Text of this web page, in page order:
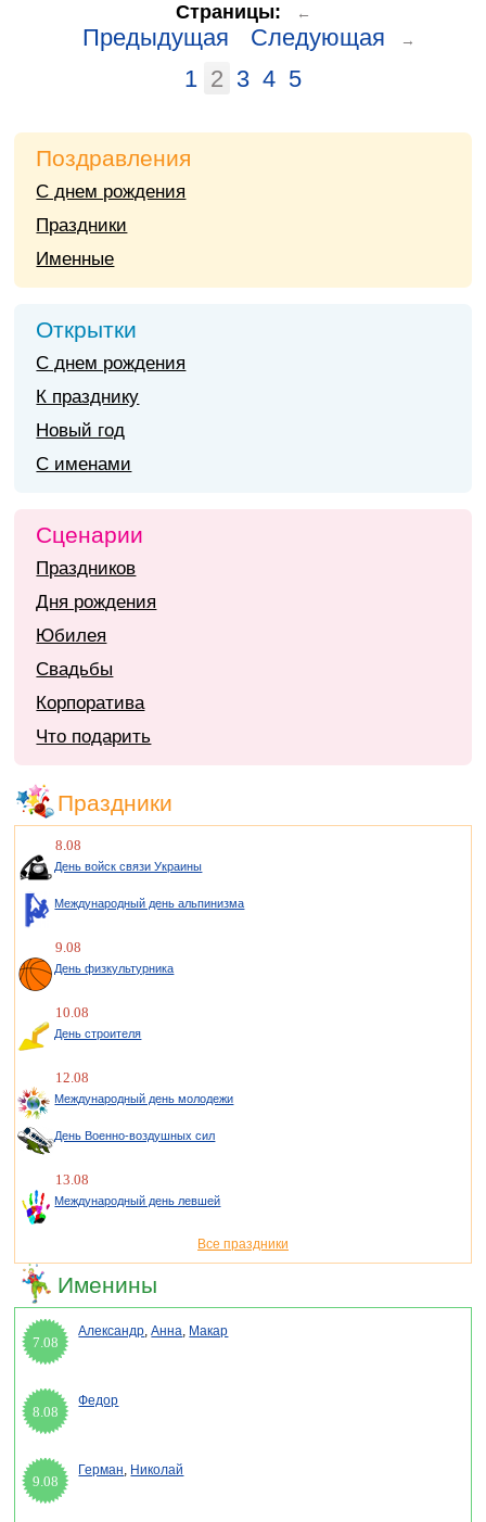
Страницы: ←
Предыдущая Следующая →
1 2 3 4 5
Поздравления
С днем рождения
Праздники
Именные
Открытки
С днем рождения
К празднику
Новый год
С именами
Сценарии
Праздников
Дня рождения
Юбилея
Свадьбы
Корпоратива
Что подарить
Праздники
8.08
День войск связи Украины
Международный день альпинизма
9.08
День физкультурника
10.08
День строителя
12.08
Международный день молодежи
День Военно-воздушных сил
13.08
Международный день левшей
Все праздники
Именины
7.08
Александр,Анна, Макар
8.08
Федор
9.08
Герман, Николай